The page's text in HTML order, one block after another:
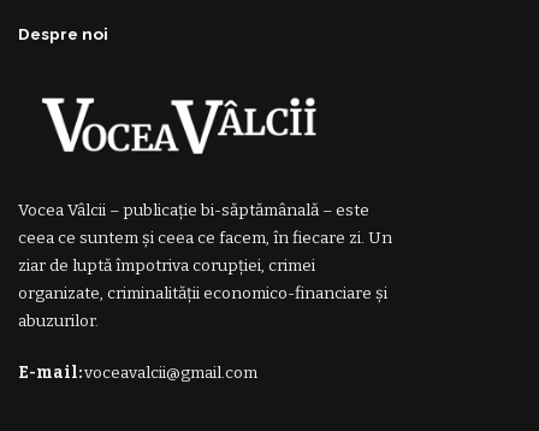
Despre noi
Vocea Vâlcii – publicație bi-săptămânală – este
ceea ce suntem și ceea ce facem, în fiecare zi. Un
ziar de luptă împotriva corupției, crimei
organizate, criminalității economico-financiare și
abuzurilor.
E-mail:voceavalcii@gmail.com